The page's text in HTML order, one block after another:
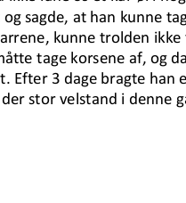
sagde, at han kunne
kunne trolden
tage korsene af, og
Efter 3 dage bragte han
stor velstand i denne